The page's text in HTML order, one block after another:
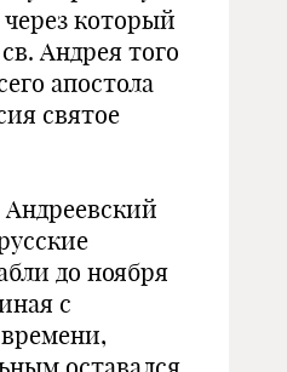
который
Андрея того
апостола
святое
до ноября
с